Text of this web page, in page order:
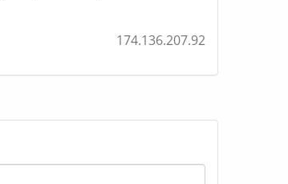
174.136.207.92